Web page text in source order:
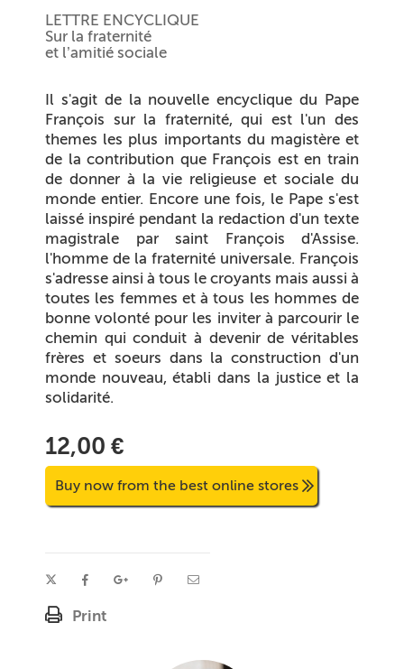
LETTRE ENCYCLIQUE
Sur la fraternité
et l’amitié sociale
Il s'agit de la nouvelle encyclique du Pape
François sur la fraternité, qui est l'un des
themes les plus importants du magistère et
de la contribution que François est en train
de donner à la vie religieuse et sociale du
monde entier. Encore une fois, le Pape s'est
laissé inspiré pendant la redaction d'un texte
magistrale par saint François d'Assise.
l'homme de la fraternité universale. François
s'adresse ainsi à tous le croyants mais aussi à
toutes les femmes et à tous les hommes de
bonne volonté pour les inviter à parcourir le
chemin qui conduit à devenir de véritables
frères et soeurs dans la construction d'un
monde nouveau, établi dans la justice et la
solidarité.
12,00 €
Buy now from the best online stores
Print